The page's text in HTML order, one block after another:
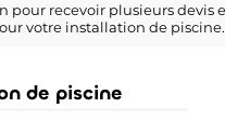
pour recevoir plusieurs devis
votre installation de piscine.
de piscine